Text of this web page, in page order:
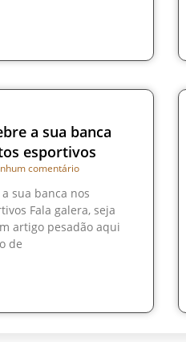
a sua banca
esportivos
comentário
sua banca nos
Fala galera, seja
artigo pesadão aqui
de